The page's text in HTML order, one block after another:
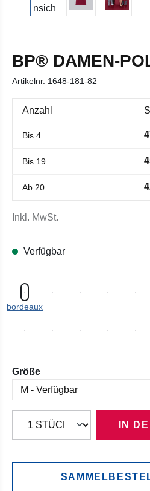
BP® DAMEN-
Artikelnr. 1648-181-82
Anzahl
Bis 4
Bis 19
Ab 20
Inkl. MwSt.
Verfügbar
bordeaux
Größeauswählen
IN